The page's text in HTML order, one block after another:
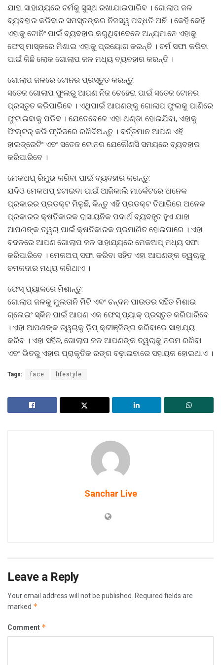
ଯାହା ସାହାଯ୍ୟରେ ଚର୍ମକୁ ସୁସ୍ଥ ରଖାଯାଇପାରିବ । ଗୋଲାପ ଜଳ
ବ୍ୟବହାର କରିବାର ସମସ୍ତଙ୍କର ନିଜସ୍ୱ ପଦ୍ଧତି ଅଛି । କେହି କେହି
ଏହାକୁ ଟୋନିଂ ପାଇଁ ବ୍ୟବହାର କରୁଥିବାବେଳେ ଅନ୍ୟମାନେ ଏହାକୁ
ଫେସ୍ ମାସ୍କରେ ମିଶାଇ ଏହାକୁ ପ୍ରୟୋଗ କରନ୍ତି । ଚର୍ମ ସଫା କରିବା
ପାଇଁ କିଛି ଲୋକ ଗୋଲାପ ଜଳ ମଧ୍ୟ ବ୍ୟବହାର କରନ୍ତି ।
ଗୋଲାପ ଜଳରେ ଟୋନର ପ୍ରସ୍ତୁତ କରନ୍ତୁ:
ସତେଜ ଗୋଲାପ ଫୁଲରୁ ଆପଣ ନିଜ ଚେହେରା ପାଇଁ ସତେଜ ଟୋନର
ପ୍ରସ୍ତୁତ କରିପାରିବେ । ଏଥିପାଇଁ ଆପଣଙ୍କୁ ଗୋଲାପ ଫୁଲକୁ ପାଣିରେ
ଫୁଟାଇବାକୁ ପଡିବ । ଯେତେବେଳେ ଏହା ଥଣ୍ଡା ହୋଇଯିବା, ଏହାକୁ
ଫିଲ୍ଟର୍ କରି ଫ୍ରିଜରେ ରଖିଦିଅନ୍ତୁ । ବର୍ତ୍ତମାନ ଆପଣ ଏହି
ହାଇଡ୍ରେଟିଂ ଏବଂ ସତେଜ ଟୋନର ଯେକୌଣସି ସମୟରେ ବ୍ୟବହାର
କରିପାରିବେ ।
ମେକଅପ୍ ରିମୁଭ କରିବା ପାଇଁ ବ୍ୟବହାର କରନ୍ତୁ:
ଯଦିଓ ମେକଅପ୍ ହଟାଇବା ପାଇଁ ଆଜିକାଲି ମାର୍କେଟରେ ଅନେକ
ପ୍ରକାରର ପ୍ରଡକ୍ଟ ମିଳୁଛି, କିନ୍ତୁ ଏହି ପ୍ରଡକ୍ଟ ତିଆରିରେ ଅନେକ
ପ୍ରକାରର କ୍ଷତିକାରକ ରାସାୟନିକ ପଦାର୍ଥ ବ୍ୟବହୃତ ହୁଏ ଯାହା
ଆପଣଙ୍କ ତ୍ୱଚା ପାଇଁ କ୍ଷତିକାରକ ପ୍ରମାଣିତ ହୋଇପାରେ । ଏହା
ବଦଳରେ ଆପଣ ଗୋଲାପ ଜଳ ସାହାଯ୍ୟରେ ମେକଅପ୍ ମଧ୍ୟ ସଫା
କରିପାରିବେ । ମେକଅପ୍ ସଫା କରିବା ସହିତ ଏହା ଆପଣଙ୍କ ତ୍ୱଚାକୁ
ଚମକଦାର ମଧ୍ୟ କରିଥାଏ ।
ଫେସ୍ ପ୍ୟାକରେ ମିଶାନ୍ତୁ:
ଗୋଲାପ ଜଳକୁ ମୁଲତାନି ମିଟି ଏବଂ ଚନ୍ଦନ ପାଉଡର ସହିତ ମିଶାଇ
ଗ୍ଳୋଇଂ ସ୍କିନ ପାଇଁ ଆପଣ ଏକ ଫେସ୍ ପ୍ୟାକ୍ ପ୍ରସ୍ତୁତ କରିପାରିବେ
। ଏହା ଆପଣଙ୍କ ତ୍ୱଚାକୁ ଡ଼ିପ୍ କ୍ଳୀଞ୍ଜିଙ୍ଗ କରିବାରେ ସାହାଯ୍ୟ
କରିବ । ଏହା ସହିତ, ଗୋଲାପ ଜଳ ଆପଣଙ୍କ ତ୍ୱଚାକୁ ନରମ ରଖିବା
ଏବଂ ଭିତରୁ ଏହାର ପ୍ରାକୃତିକ ରଙ୍ଗ ବଢ଼ାଇବାରେ ସହାୟକ ହୋଇଥାଏ ।
Tags: face lifestyle
Sanchar Live
Leave a Reply
Your email address will not be published.
Required fields are
marked *
Comment *